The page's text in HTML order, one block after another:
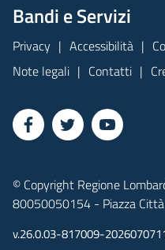
Bandi e Servizi
Privacy Accessibilità
Note legali
Contatti
© Copyright Regione
80050050154 - Piazza
v.26.0.03-817009-